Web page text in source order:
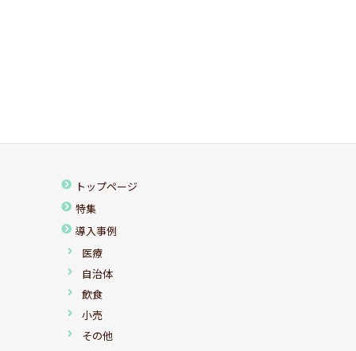
トップページ
特集
導入事例
医療
自治体
飲食
小売
その他